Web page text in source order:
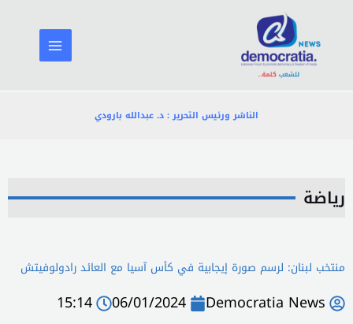
المحتوى
الناشر ورئيس التحرير : د. عبدالله بارودي
رياضة
منتخب لبنان: لرسم صورة إيجابية في كأس آسيا مع العائد رادولوفيتش
Democratia News
06/01/2024
15:14